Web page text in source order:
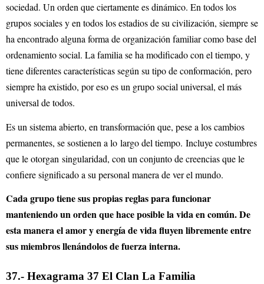
sociedad. Un orden que ciertamente es dinámico. En todos los
grupos sociales y en todos los estadios de su civilización, siempre se
ha encontrado alguna forma de organización familiar como base del
ordenamiento social. La familia se ha modificado con el tiempo, y
tiene diferentes características según su tipo de conformación, pero
siempre ha existido, por eso es un grupo social universal, el más
universal de todos.
Es un sistema abierto, en transformación que, pese a los cambios
permanentes, se sostienen a lo largo del tiempo. Incluye costumbres
que le otorgan singularidad, con un conjunto de creencias que le
confiere significado a su personal manera de ver el mundo.
Cada grupo tiene sus propias reglas para funcionar
manteniendo un orden que hace posible la vida en común. De
esta manera el amor y energía de vida fluyen libremente entre
sus miembros llenándolos de fuerza interna.
37.- Hexagrama 37 El Clan La Familia